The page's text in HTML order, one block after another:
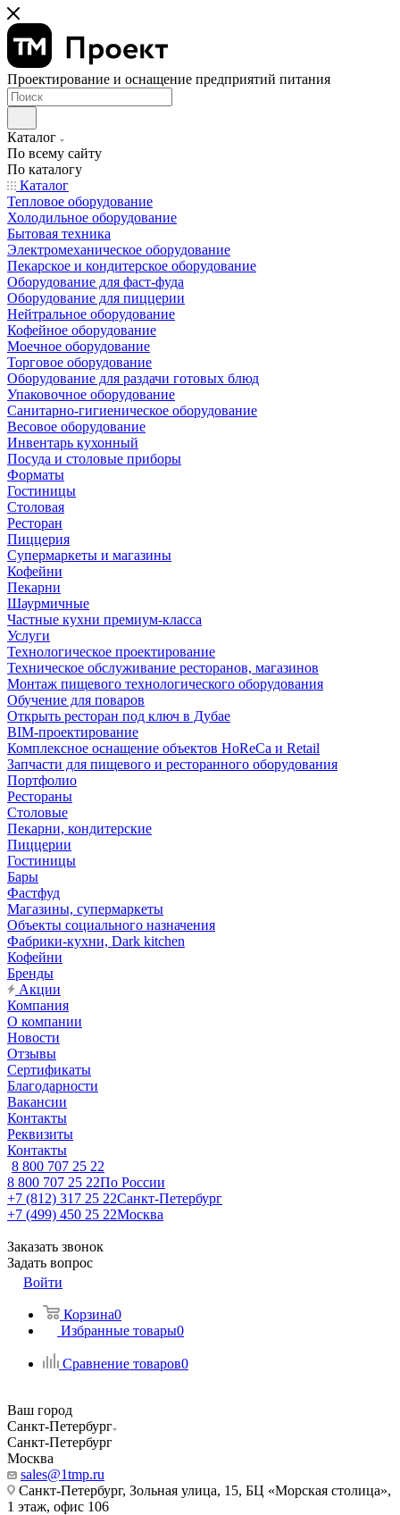
Проектирование и оснащение предприятий питания
Каталог
По всему сайту
По каталогу
Каталог
Тепловое оборудование
Холодильное оборудование
Бытовая техника
Электромеханическое оборудование
Пекарское и кондитерское оборудование
Оборудование для фаст-фуда
Оборудование для пиццерии
Нейтральное оборудование
Кофейное оборудование
Моечное оборудование
Торговое оборудование
Оборудование для раздачи готовых блюд
Упаковочное оборудование
Санитарно-гигиеническое оборудование
Весовое оборудование
Инвентарь кухонный
Посуда и столовые приборы
Форматы
Гостиницы
Столовая
Ресторан
Пиццерия
Супермаркеты и магазины
Кофейни
Пекарни
Шаурмичные
Частные кухни премиум-класса
Услуги
Технологическое проектирование
Техническое обслуживание ресторанов, магазинов
Монтаж пищевого технологического оборудования
Обучение для поваров
Открыть ресторан под ключ в Дубае
BIM-проектирование
Комплексное оснащение объектов HoReCa и Retail
Запчасти для пищевого и ресторанного оборудования
Портфолио
Рестораны
Столовые
Пекарни, кондитерские
Пиццерии
Гостиницы
Бары
Фастфуд
Магазины, супермаркеты
Объекты социального назначения
Фабрики-кухни, Dark kitchen
Кофейни
Бренды
Акции
Компания
О компании
Новости
Отзывы
Сертификаты
Благодарности
Вакансии
Контакты
Реквизиты
Контакты
8 800 707 25 22
8 800 707 25 22По России
+7 (812) 317 25 22Санкт-Петербург
+7 (499) 450 25 22Москва
Заказать звонок
Задать вопрос
Войти
Корзина0
Избранные товары0
Сравнение товаров0
Ваш город
Санкт-Петербург
Санкт-Петербург
Москва
sales@1tmp.ru
Санкт-Петербург, Зольная улица, 15, БЦ «Морская столица»,
1 этаж, офис 106